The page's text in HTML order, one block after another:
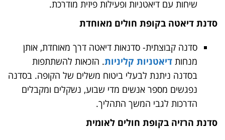
שיחות עם דיאטניות ופעילות פיזית מודרכת.
סדנת דיאטה בקופת חולים מאוחדת
סדנה קבוצתית- סדנאות דיאטה דרך מאוחדת, אותן
מנחות דיאטניות קליניות. הזכאות להשתתפות
בסדנה ניתנת לבעלי ביטוח משלים של הקופה. בסדנה
נפגשים מספר אנשים מדי שבוע, נשקלים ומקבלים
הדרכות לגבי המשך התהליך.
סדנת הרזיה בקופת חולים לאומית